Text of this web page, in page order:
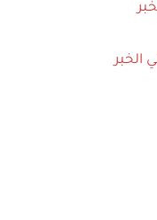
الخبر